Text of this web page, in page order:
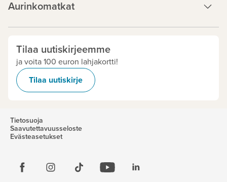
Aurinkomatkat
Tilaa uutiskirjeemme
ja voita 100 euron lahjakortti!
Tilaa uutiskirje
Tietosuoja
Saavutettavuusseloste
Evästeasetukset